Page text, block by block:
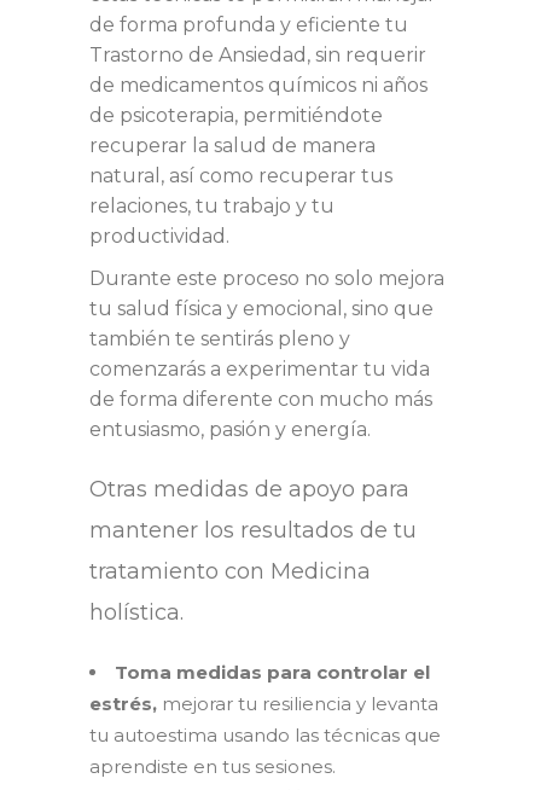
de forma profunda y eficiente tu
Trastorno de Ansiedad, sin requerir
de medicamentos químicos ni años
de psicoterapia, permitiéndote
recuperar la salud de manera
natural, así como recuperar tus
relaciones, tu trabajo y tu
productividad.
Durante este proceso no solo mejora
tu salud física y emocional, sino que
también te sentirás pleno y
comenzarás a experimentar tu vida
de forma diferente con mucho más
entusiasmo, pasión y energía.
Otras medidas de apoyo para
mantener los resultados de tu
tratamiento con Medicina
holística.
Toma medidas para controlar el
estrés, mejorar tu resiliencia y levanta
tu autoestima usando las técnicas que
aprendiste en tus sesiones.